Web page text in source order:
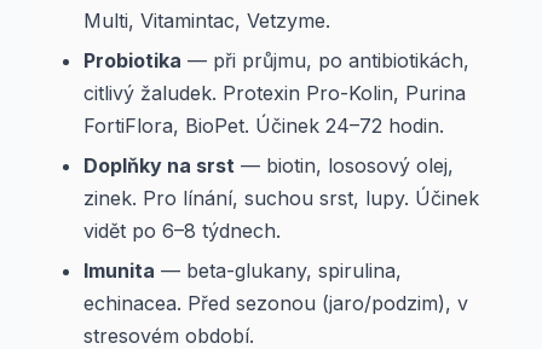
Multi, Vitamintac, Vetzyme.
Probiotika — při průjmu, po antibiotikách,
citlivý žaludek. Protexin Pro-Kolin, Purina
FortiFlora, BioPet. Účinek 24–72 hodin.
Doplňky na srst — biotin, lososový olej,
zinek. Pro línání, suchou srst, lupy. Účinek
vidět po 6–8 týdnech.
Imunita — beta-glukany, spirulina,
echinacea. Před sezonou (jaro/podzim), v
stresovém období.